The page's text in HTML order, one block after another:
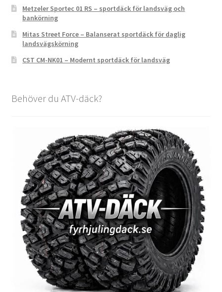
Metzeler Sportec 01 RS – sportdäck för landsväg och
bankörning
Mitas Street Force – Balanserat sportdäck för daglig
landsvägskörning
CST CM-NK01 – Modernt sportdäck för landsväg
Behöver du ATV-däck?